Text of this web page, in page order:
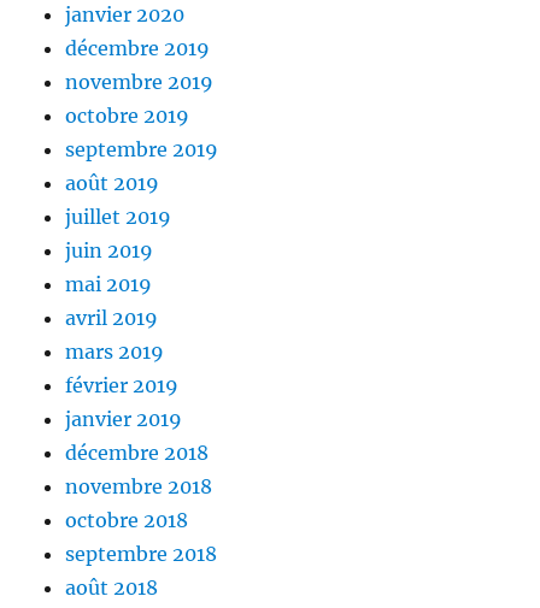
janvier 2020
décembre 2019
novembre 2019
octobre 2019
septembre 2019
août 2019
juillet 2019
juin 2019
mai 2019
avril 2019
mars 2019
février 2019
janvier 2019
décembre 2018
novembre 2018
octobre 2018
septembre 2018
août 2018